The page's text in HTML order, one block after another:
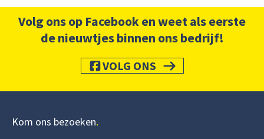
Volg ons op Facebook en weet als eerste
de nieuwtjes binnen ons bedrijf!
VOLG ONS
Kom ons bezoeken